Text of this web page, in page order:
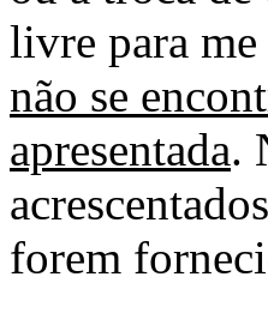
livre para
não se
apresentada.
forem